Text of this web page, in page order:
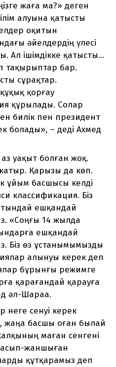
жаға ма?» деген
алуына қатысты
оқитын
әйелдердің үлесі
Ал ішімдікке қатысты...
тақырыптар бар.
сұрақтар.
қорғау
құрылады. Солар
билік пен президент
болады», – деді Ахмед
уақыт болған жоқ.
Қарызы да көп.
ұйым басшысы келді
классификация. Біз
ешқандай
«Соңғы 14 жылда
ешқандай
Біз өз ұстанымымызды
алынуы керек деп
бұрынғы режимге
қарағандай қарауға
әл-Шараа.
неге сенуі керек
жаңа басшы оған былай
маған сенгені
жаншыған
құтқарамыз деп